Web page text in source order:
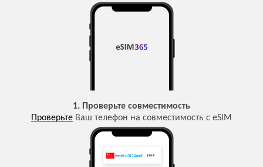
1. Проверьте совместимость
Проверьте Ваш телефон на совместимость с eSIM